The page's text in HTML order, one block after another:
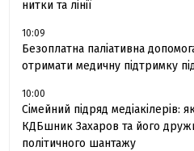
нитки та лінії
10:09
Безоплатна паліативна
отримати медичну підтримку
10:00
Сімейний підряд медіакілерів:
КДБшник Захаров та його
політичного шантажу